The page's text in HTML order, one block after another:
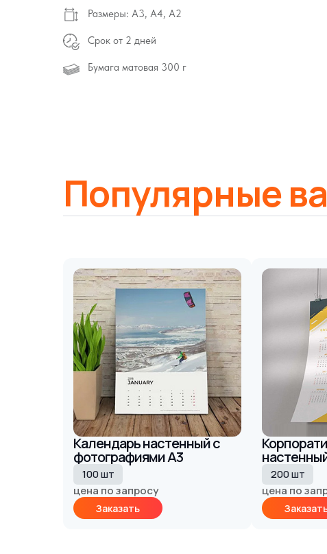
Размеры: А3, А4, А2
Срок от 2 дней
Бумага матовая 300 г
Популярные
Календарь настенный с
фотографиями А3
100 шт
цена по запросу
Заказать
200 шт
цена по